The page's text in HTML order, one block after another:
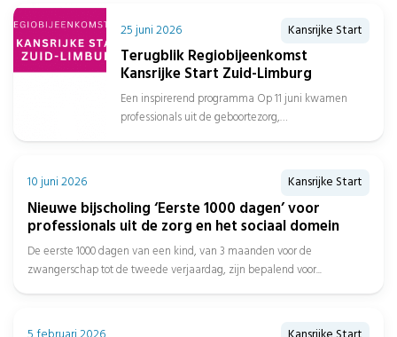
25 juni 2026 Kansrijke Start
Terugblik Regiobijeenkomst
Kansrijke Start Zuid-Limburg
Een inspirerend programma Op 11 juni kwamen
professionals uit de geboortezorg,
10 juni 2026 Kansrijke Start
Nieuwe bijscholing ‘Eerste 1000 dagen’ voor
professionals uit de zorg en het sociaal domein
De eerste 1000 dagen van een kind, van 3 maanden voor de
zwangerschap tot de tweede verjaardag, zijn bepalend voor...